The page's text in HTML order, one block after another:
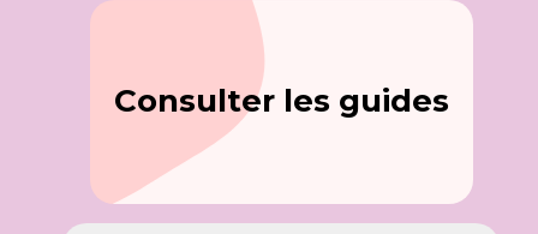
Consulter les guides